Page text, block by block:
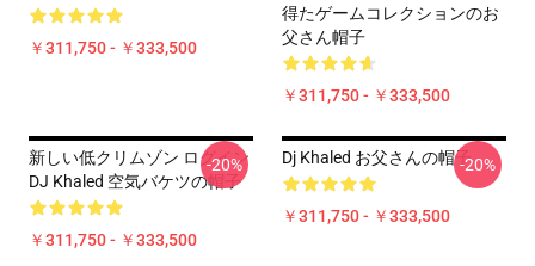
￥311,750 - ￥333,500
得たゲームコレクションのお
父さん帽子
￥311,750 - ￥333,500
新しい低クリムゾン ログイン
DJ Khaled 空気バケツの帽子
￥311,750 - ￥333,500
-20% Dj Khaled お父さんの帽子
￥311,750 - ￥333,500
-20%